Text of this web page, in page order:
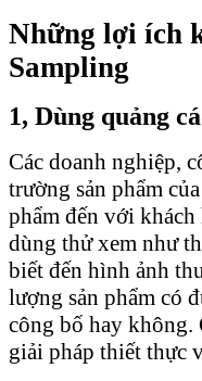
Những lợi ích
Sampling
1, Dùng quảng
Các doanh nghiệp,
trường sản phẩm
phẩm đến với khách
dùng thử xem như
biết đến hình ảnh
lượng sản phẩm có
công bố hay
giải pháp thiết thực